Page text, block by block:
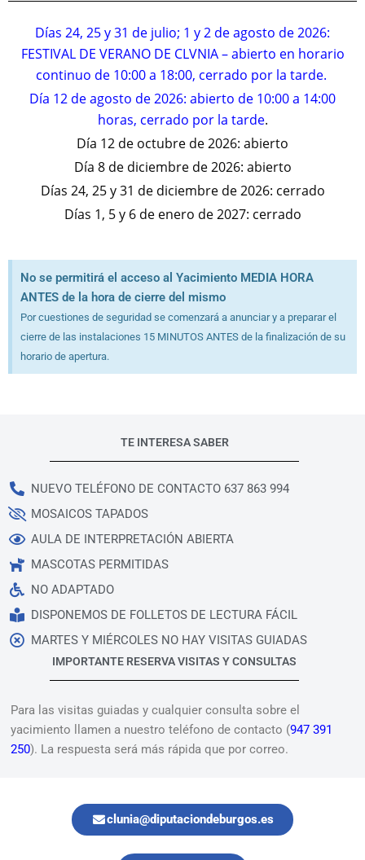
Días 24, 25 y 31 de julio; 1 y 2 de agosto de 2026:
FESTIVAL DE VERANO DE CLVNIA – abierto en horario
continuo de 10:00 a 18:00, cerrado por la tarde.
Día 12 de agosto de 2026: abierto de 10:00 a 14:00
horas, cerrado por la tarde.
Día 12 de octubre de 2026: abierto
Día 8 de diciembre de 2026: abierto
Días 24, 25 y 31 de diciembre de 2026: cerrado
Días 1, 5 y 6 de enero de 2027: cerrado
No se permitirá el acceso al Yacimiento MEDIA HORA
ANTES de la hora de cierre del mismo
Por cuestiones de seguridad se comenzará a anunciar y a preparar el
cierre de las instalaciones 15 MINUTOS ANTES de la finalización de su
horario de apertura.
TE INTERESA SABER
NUEVO TELÉFONO DE CONTACTO 637 863 994
MOSAICOS TAPADOS
AULA DE INTERPRETACIÓN ABIERTA
MASCOTAS PERMITIDAS
NO ADAPTADO
DISPONEMOS DE FOLLETOS DE LECTURA FÁCIL
MARTES Y MIÉRCOLES NO HAY VISITAS GUIADAS
IMPORTANTE RESERVA VISITAS Y CONSULTAS
Para las visitas guiadas y cualquier consulta sobre el
yacimiento llamen a nuestro teléfono de contacto (947 391
250). La respuesta será más rápida que por correo.
clunia@diputaciondeburgos.es